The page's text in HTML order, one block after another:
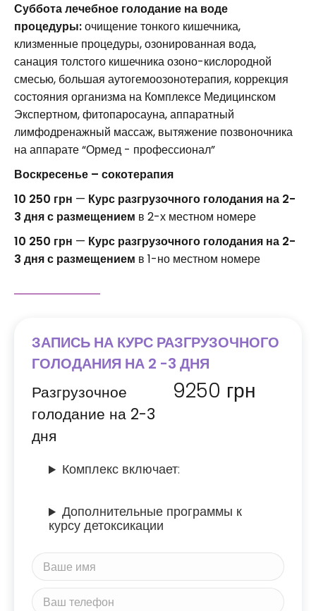
Суббота лечебное голодание на воде
процедуры:очищение тонкого кишечника,
клизменные процедуры, озонированная вода,
санация толстого кишечника озоно-кислородной
смесью, большая аутогемоозонотерапия, коррекция
состояния организма на Комплексе Медицинском
Экспертном, фитопаросауна, аппаратный
лимфодренажный массаж, вытяжение позвоночника
на аппарате “Ормед - профессионал”
Воскресенье – сокотерапия
10 250 грн — Курс разгрузочного голодания на 2-
3 дня с размещением в 2-х местном номере
10 250 грн — Курс разгрузочного голодания на 2-
3 дня с размещением в 1-но местном номере
ЗАПИСЬ НА КУРС РАЗГРУЗОЧНОГО
ГОЛОДАНИЯ НА 2 -3 ДНЯ
Разгрузочное
голодание на 2-3
дня
9250 грн
Комплекс включает:
Дополнительные программы к
курсу детоксикации